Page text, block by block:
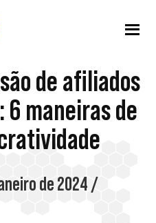
de afiliados
6 maneiras de
de 2024/